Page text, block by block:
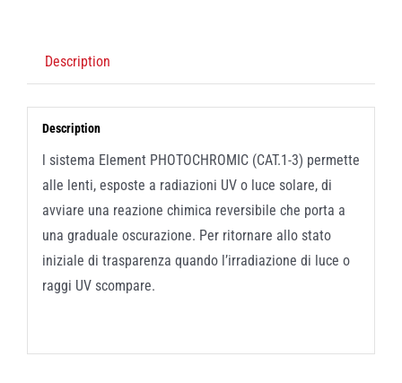
Description
Description
l sistema Element PHOTOCHROMIC (CAT.1-3) permette
alle lenti, esposte a radiazioni UV o luce solare, di
avviare una reazione chimica reversibile che porta a
una graduale oscurazione. Per ritornare allo stato
iniziale di trasparenza quando l’irradiazione di luce o
raggi UV scompare.